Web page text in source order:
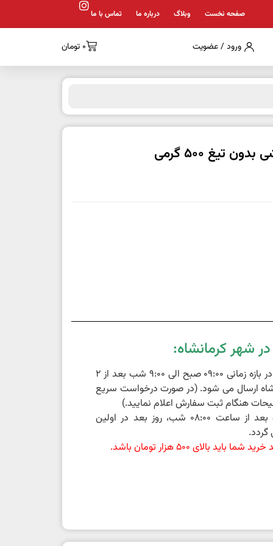
صفحه نخست وبلاگ درباره ما تماس با ما
ورود / عضویت 0 تومان
تیغ 500 گرمی
شهر کرمانشاه:
سفارشات ثبت شده در بازه زمانی 09:00 صبح الی 9:00 شب بعد از 2
ارسال می شود. (در صورت درخواست سریع
هنگام ثبت سفارش اعلام نمایید.)
سفارشات ثبت شده بعد از ساعت 08:00 شب، روز بعد در اولین
بالای 500 هزار تومان باشد.